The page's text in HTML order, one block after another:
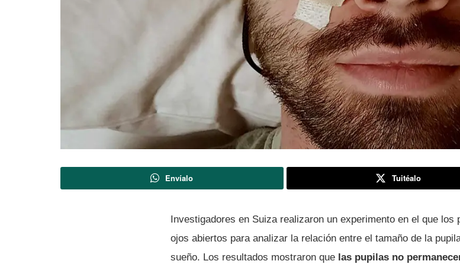
Envíalo Tuitéalo
Investigadores en Suiza realizaron un experimento en el que
ojos abiertos para analizar la relación entre el tamaño de la
sueño. Los resultados mostraron que las pupilas no